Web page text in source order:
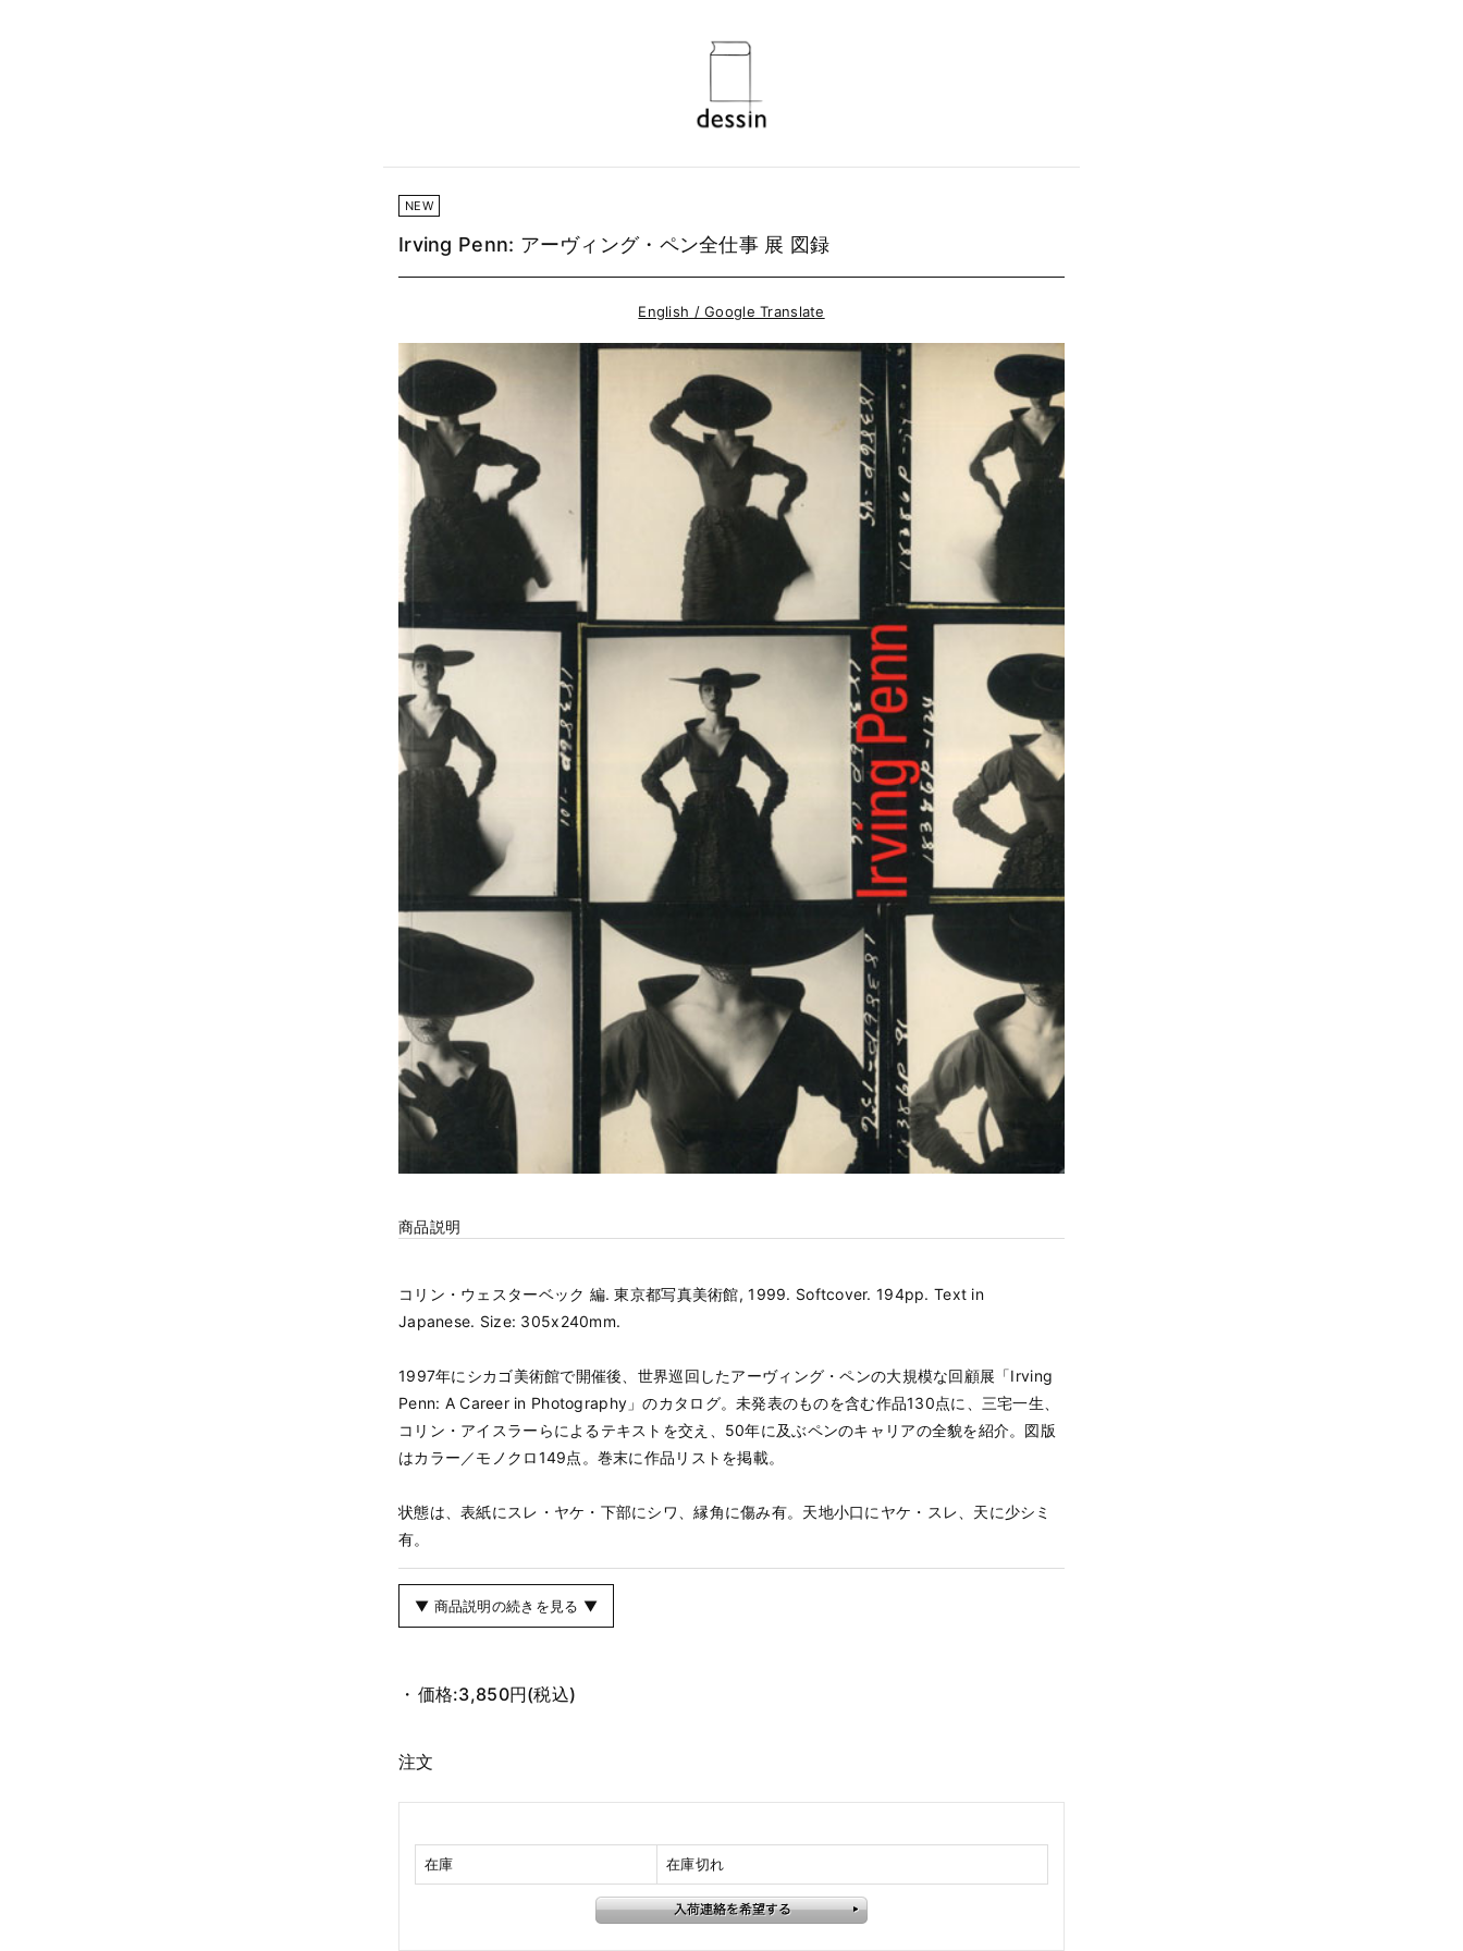
NEW
Irving Penn: アーヴィング・ペン全仕事 展 図録
English / Google Translate
商品説明
コリン・ウェスターベック 編. 東京都写真美術館, 1999. Softcover. 194pp. Text in
Japanese. Size: 305x240mm.
1997年にシカゴ美術館で開催後、世界巡回したアーヴィング・ペンの大規模な回顧展「Irving
Penn: A Career in Photography」のカタログ。未発表のものを含む作品130点に、三宅一生、
コリン・アイスラーらによるテキストを交え、50年に及ぶペンのキャリアの全貌を紹介。図版
はカラー／モノクロ149点。巻末に作品リストを掲載。
状態は、表紙にスレ・ヤケ・下部にシワ、縁角に傷み有。天地小口にヤケ・スレ、天に少シミ
有。
▼ 商品説明の続きを見る ▼
価格:3,850円(税込)
注文
在庫 在庫切れ